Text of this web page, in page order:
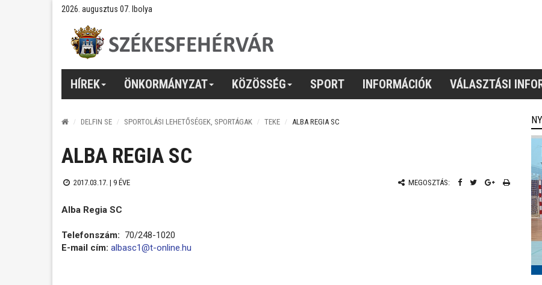
2026. augusztus 07. Ibolya
HÍREK ÖNKORMÁNYZAT KÖZÖSSÉG SPORT INFORMÁCIÓK VÁLASZTÁSI
DELFIN SE SPORTOLÁSI LEHETŐSÉGEK, SPORTÁGAK TEKE ALBA REGIA SC
ALBA REGIA SC
2017.03.17. | 9 ÉVE MEGOSZTÁS:
Alba Regia SC
Telefonszám: 70/248-1020
E-mail cím: albasc1@t-online.hu